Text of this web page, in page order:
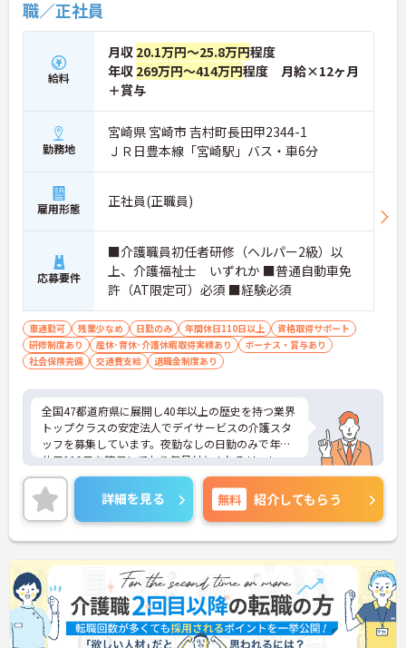
職／正社員
給料
月収 20.1万円～25.8万円程度
年収 269万円～414万円程度 月給×12ヶ月
＋賞与
勤務地
宮崎県 宮崎市 吉村町長田甲2344-1
ＪＲ日豊本線「宮崎駅」バス・車6分
雇用形態 正社員(正職員)
応募要件
■介護職員初任者研修（ヘルパー2級）以
上、介護福祉士 いずれか ■普通自動車免
許（AT限定可）必須 ■経験必須
車通勤可 残業少なめ 日勤のみ 年間休日110日以上
資格取得サポート
研修制度あり
産休･育休･介護休暇取得実績あり
ボーナス・賞与あり
社会保険完備
交通費支給 退職金制度あり
全国47都道府県に展開し40年以上の歴史を持つ業界
トップクラスの安定法人でデイサービスの介護スタ
ッフを募集しています。夜勤なしの日勤のみで年間
休日119日を確保しており毎月付与されるリフレッ
シュ休暇を利用した連休取得も推奨しています。過
去実績最大105万円の賞与や手厚い扶養手当に加え
独自の福利厚生制度によりお祝い金や補助金が支給
されるなど生活を支える待遇が充実しています。く
るみん認定企業として子育て支援に注力し髪色やネ
イルも自由で自分らしく働ける風通しの良い職場で
す。入社後1年間は専属のチューターがマンツーマン
で丁寧に指導するため安心して業務に慣れていくこ
とができ資格取得支援や多様な研修プログラムを活
用して着実にステップアップを目指せるやりがいの
ある環境です。
詳細を見る 無料 紹介してもらう